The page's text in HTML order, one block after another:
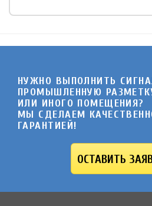
НУЖНО ВЫПОЛНИТЬ
ПРОМЫШЛЕННУЮ
ИЛИ ИНОГО ПОМЕЩЕНИЯ?
МЫ СДЕЛАЕМ
ГАРАНТИЕЙ!
ОСТАВИТЬ